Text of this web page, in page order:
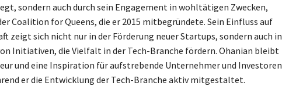
sondern auch durch sein Engagement in wohltätigen Zwecken,
Coalition for Queens, die er 2015 mitbegründete. Sein Einfluss auf
zeigt sich nicht nur in der Förderung neuer Startups, sondern auch in
Initiativen, die Vielfalt in der Tech-Branche fördern. Ohanian bleibt
und eine Inspiration für aufstrebende Unternehmer und Investoren
er die Entwicklung der Tech-Branche aktiv mitgestaltet.